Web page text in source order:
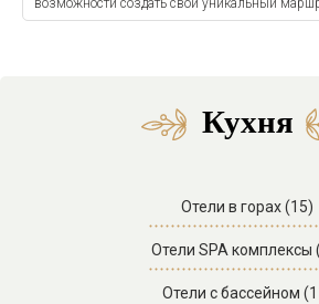
возможности создать свой уникальный
Кухня
Отели в горах (15)
Отели SPA комплексы
Отели с бассейном